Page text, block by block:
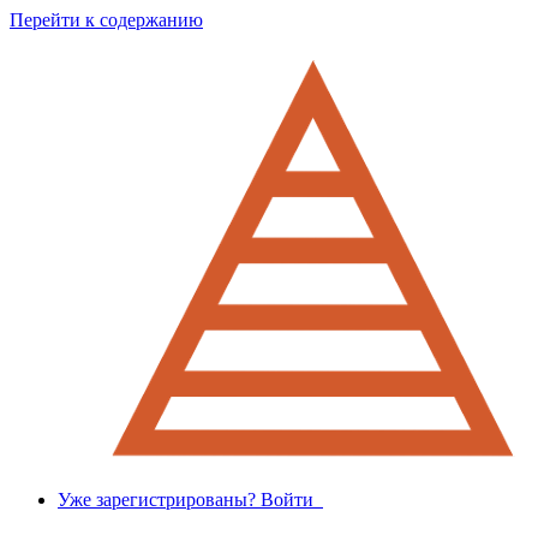
Перейти к содержанию
Уже зарегистрированы? Войти